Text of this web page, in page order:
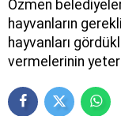
Özmen
hayvanların
hayvanları
vermelerinin